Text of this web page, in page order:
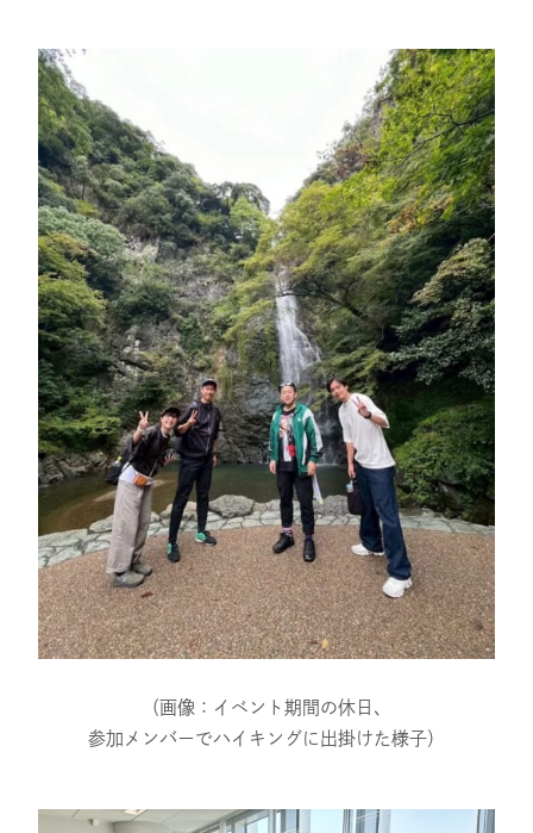
（画像：イベント期間の休日、
参加メンバーでハイキングに出掛けた様子）